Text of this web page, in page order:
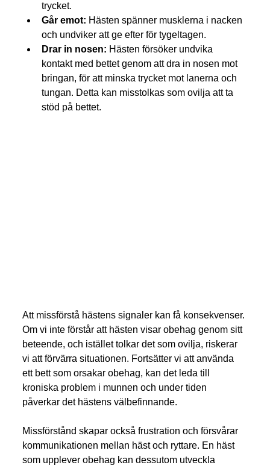
trycket.
Går emot: Hästen spänner musklerna i nacken
och undviker att ge efter för tygeltagen.
Drar in nosen: Hästen försöker undvika
kontakt med bettet genom att dra in nosen mot
bringan, för att minska trycket mot lanerna och
tungan. Detta kan misstolkas som ovilja att ta
stöd på bettet.
Att missförstå hästens signaler kan få konsekvenser.
Om vi inte förstår att hästen visar obehag genom sitt
beteende, och istället tolkar det som ovilja, riskerar
vi att förvärra situationen. Fortsätter vi att använda
ett bett som orsakar obehag, kan det leda till
kroniska problem i munnen och under tiden
påverkar det hästens välbefinnande.
Missförstånd skapar också frustration och försvårar
kommunikationen mellan häst och ryttare. En häst
som upplever obehag kan dessutom utveckla